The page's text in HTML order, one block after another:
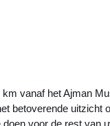
km vanaf het Ajman
betoverende
voor de rest van